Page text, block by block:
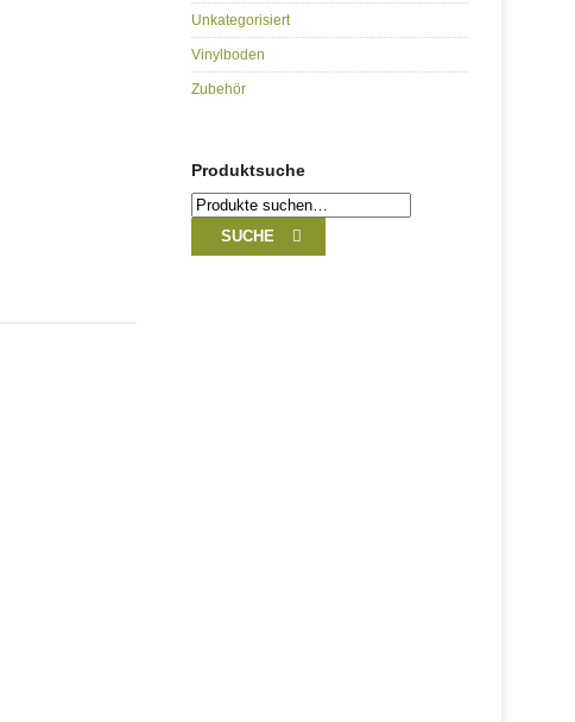
Unkategorisiert
Vinylboden
Zubehör
Produktsuche
Suche
nach:
SUCHE